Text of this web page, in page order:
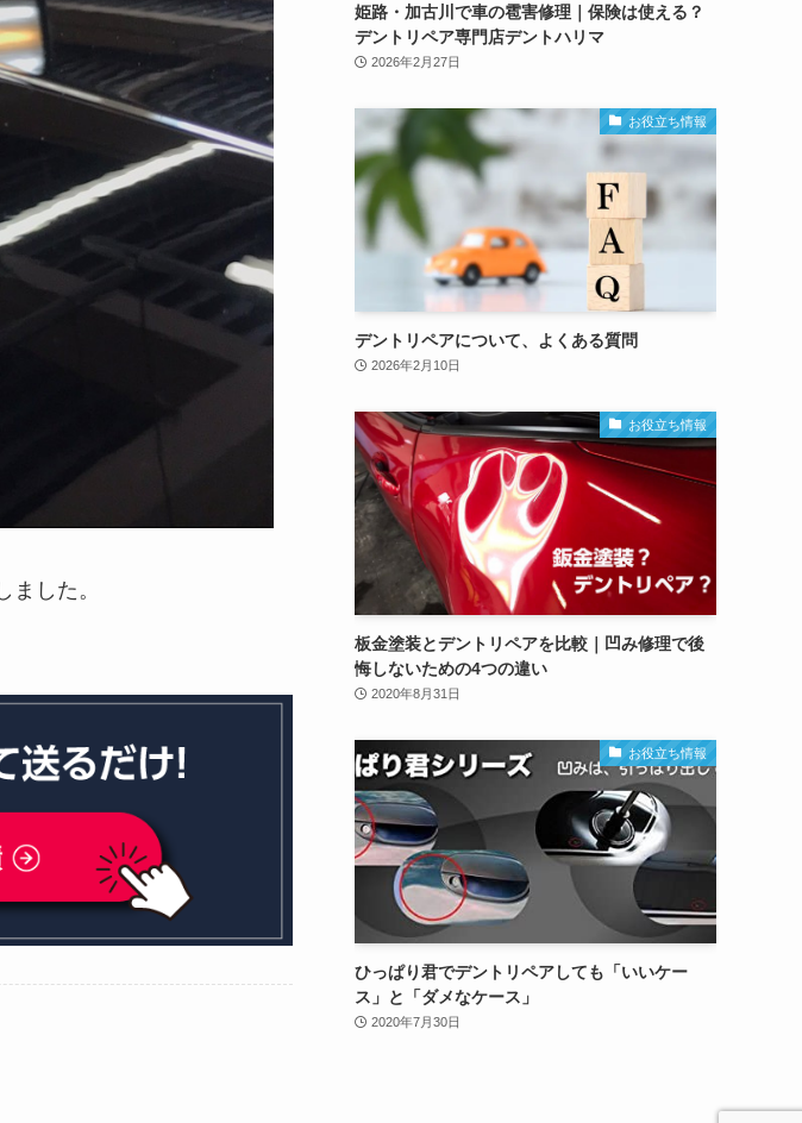
した。
姫路・加古川で車の雹害修理｜保険は使える？
デントリペア専門店デントハリマ
2026年2月27日
お役立ち情報
デントリペアについて、よくある質問
2026年2月10日
お役立ち情報
板金塗装とデントリペアを比較｜凹み修理で後
悔しないための4つの違い
2020年8月31日
お役立ち情報
ひっぱり君でデントリペアしても「いいケー
ス」と「ダメなケース」
2020年7月30日